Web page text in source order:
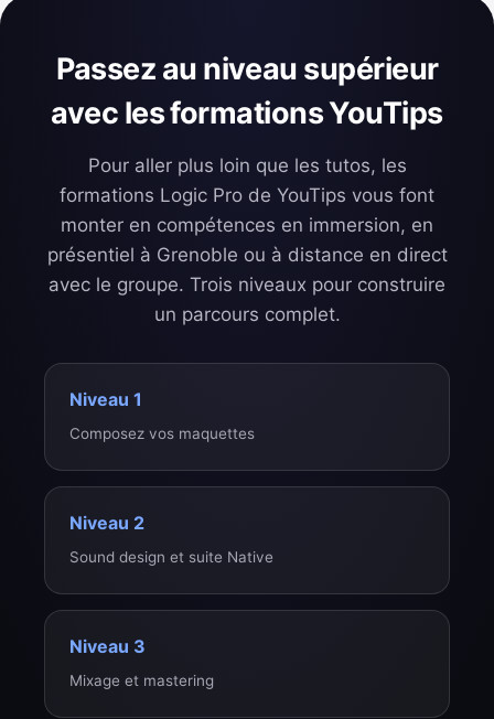
Passez au niveau supérieur
avec les formations YouTips
Pour aller plus loin que les tutos, les
formations Logic Pro de YouTips vous font
monter en compétences en immersion, en
présentiel à Grenoble ou à distance en direct
avec le groupe. Trois niveaux pour construire
un parcours complet.
Niveau 1
Composez vos maquettes
Niveau 2
Sound design et suite Native
Niveau 3
Mixage et mastering